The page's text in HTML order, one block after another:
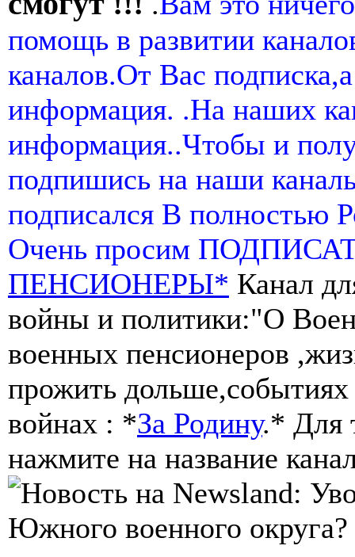
помощь в развитии
каналов.От Вас
информация. .На наших
информация..Чтобы и
подпишись на наши
подписался В полностью
Очень просим
ПЕНСИОНЕРЫ* Канал
войны и политики:"О
военных пенсионеров
прожить
войнах : *За Родину.* Для
нажмите на название